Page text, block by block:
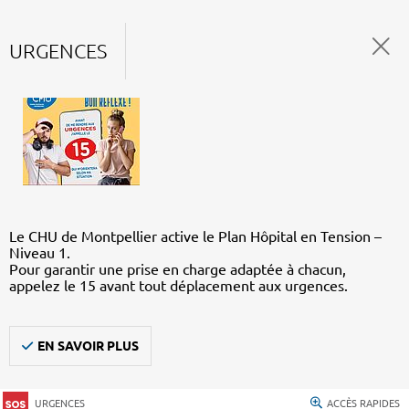
URGENCES
Le CHU de Montpellier active le Plan Hôpital en Tension –
Niveau 1.
Pour garantir une prise en charge adaptée à chacun,
appelez le 15 avant tout déplacement aux urgences.
EN SAVOIR PLUS
URGENCES ACCÈS RAPIDES